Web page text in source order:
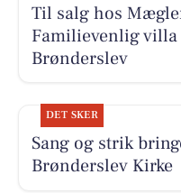
Til salg hos
Familievenlig villa
Brønderslev
DET SKER
Sang og strik
Brønderslev Kirke